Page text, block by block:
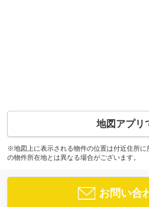
地図アプリ
※地図上に表示される物件の位置は付近住所
の物件所在地とは異なる場合がございます。
お問い合